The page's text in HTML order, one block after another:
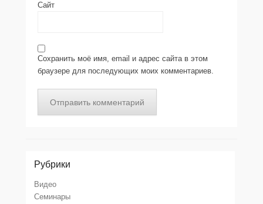
Сайт
Сохранить моё имя, email и адрес сайта в этом
браузере для последующих моих комментариев.
Рубрики
Видео
Семинары